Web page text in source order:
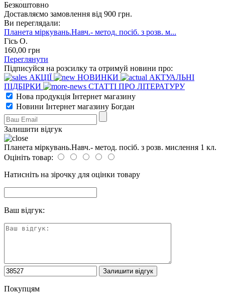
Безкоштовно
Доставляємо замовлення від 900 грн.
Ви переглядали:
Планета міркувань.Навч.- метод. посіб. з розв. м...
Гісь О.
160,00 грн
Переглянути
Підписуйся на розсилку та отримуй новини про:
АКЦІЇ
НОВИНКИ
АКТУАЛЬНІ
ПІДБІРКИ
СТАТТІ ПРО ЛІТЕРАТУРУ
Нова продукція Інтернет магазину
Новини Інтернет магазину Богдан
Залишити відгук
Планета міркувань.Навч.- метод. посіб. з розв. мислення 1 кл.
Оцініть товар:
Натисніть на зірочку для оцінки товару
Ваш відгук:
Покупцям